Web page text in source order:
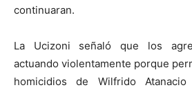
continuaran.
La Ucizoni señaló que los
actuando violentamente porque
homicidios de Wilfrido Atanacio